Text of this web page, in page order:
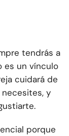
tendrás a
es un vínculo
cuidará de
y
porque